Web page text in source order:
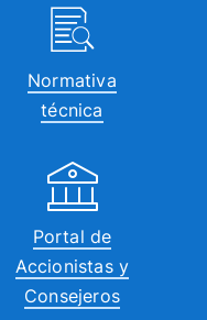
Normativa
técnica
Portal de
Accionistas y
Consejeros